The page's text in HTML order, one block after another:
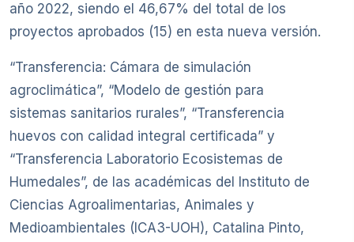
año 2022, siendo el 46,67% del total de los
proyectos aprobados (15) en esta nueva versión.
“Transferencia: Cámara de simulación
agroclimática”, “Modelo de gestión para
sistemas sanitarios rurales”, “Transferencia
huevos con calidad integral certificada” y
“Transferencia Laboratorio Ecosistemas de
Humedales”, de las académicas del Instituto de
Ciencias Agroalimentarias, Animales y
Medioambientales (ICA3-UOH), Catalina Pinto,